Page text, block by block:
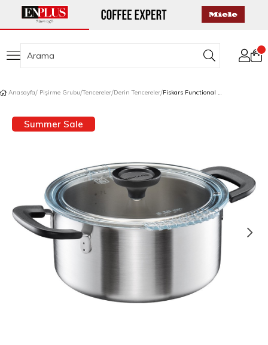
Anasayfa Pişirme Grubu Tencereler Derin Tencereler Fiskars Functional Form Tencere 3 L
Summer Sale